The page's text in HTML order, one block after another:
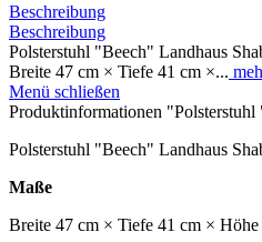
Beschreibung
Beschreibung
Polsterstuhl "Beech" Landhaus
Breite 47 cm × Tiefe 41 cm ×...
Menü schließen
Produktinformationen
Polsterstuhl "Beech" Landhaus
Maße
Breite 47 cm × Tiefe 41 cm ×